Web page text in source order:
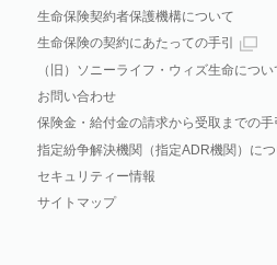
生命保険契約者保護機構について
生命保険の契約にあたっての手引
（旧）ソニーライフ・ウィズ生命につい
お問い合わせ
保険金・給付金の請求から受取までの手
指定紛争解決機関（指定ADR機関）に
セキュリティー情報
サイトマップ